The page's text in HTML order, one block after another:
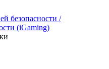
безопасности /
(iGaming)